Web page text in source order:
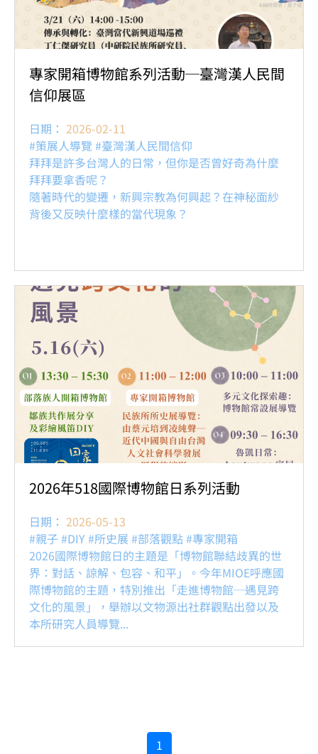
專家開箱博物館系列活動─臺灣漢人民間
信仰展區
日期： 2026-02-11
#策展人導覽 #臺灣漢人民間信仰
拜拜是許多台灣人的日常，但你是否曾好奇為什麼
拜拜要拿香呢？
隨著時代的變遷，新興宗教為何興起？在神秘面紗
背後又反映什麼樣的當代現象？
2026年518國際博物館日系列活動
日期： 2026-05-13
#親子 #DIY #所史展 #部落觀點 #專家開箱
2026國際博物館日的主題是「博物館聯結歧異的世
界：對話、諒解、包容、和平」。今年MIOE呼應國
際博物館的主題，特別推出「走進博物館─遇見跨
文化的風景」，舉辦以文物源出社群觀點出發以及
本所研究人員導覽...
1